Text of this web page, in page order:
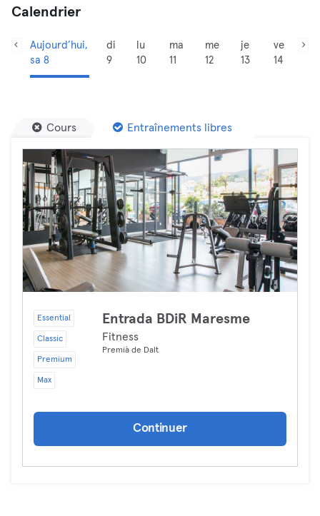
Calendrier
Aujourd’hui,
sa 8
di
9
lu
10
ma
11
me
12
je
13
ve
14
Cours Entraînements libres
Essential
Classic
Premium
Max
Entrada BDiR Maresme
Fitness
Premià de Dalt
Continuer